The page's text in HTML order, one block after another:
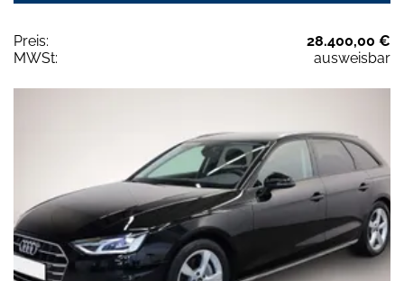
Preis:
28.400,00 €
MWSt:
ausweisbar